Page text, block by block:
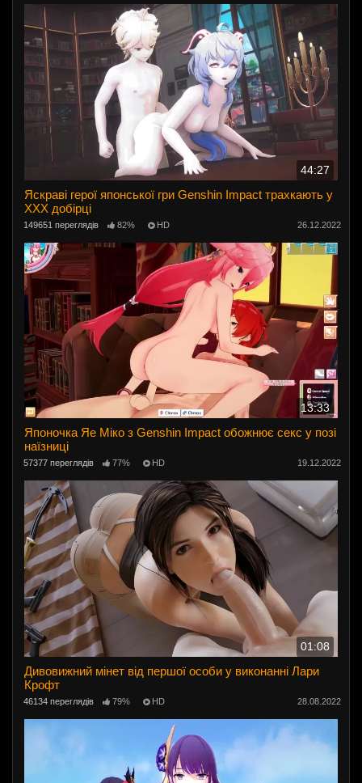
44:27
Яскраві герої японської гри Genshin Impact трахкають у
ХХХ добірці
149651 переглядів 82% HD 26.12.2022
13:33
Японочка Яе Міко з Genshin Impact обожнює секс у позі
наїзниці
57377 переглядів 77% HD 19.12.2022
01:08
Дивовижний мінет від першої особи у виконанні Лари
Крофт
46134 переглядів 79% HD 28.08.2022